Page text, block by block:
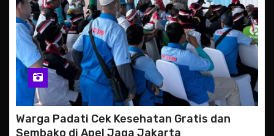
Warga Padati Cek Kesehatan Gratis dan
Sembako di Apel Jaga Jakarta